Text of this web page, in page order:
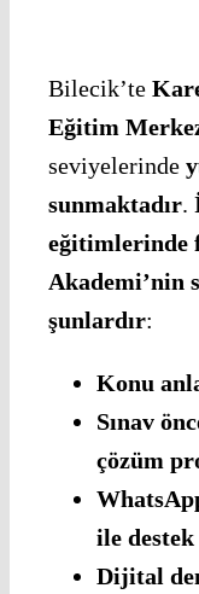
Bilecik’te
Eğitim
seviyelerinde
sunmaktadır.
eğitimlerinde
Akademi’nin
şunlardır:
Konu
Sınav
çözüm
ile destek
Dijital